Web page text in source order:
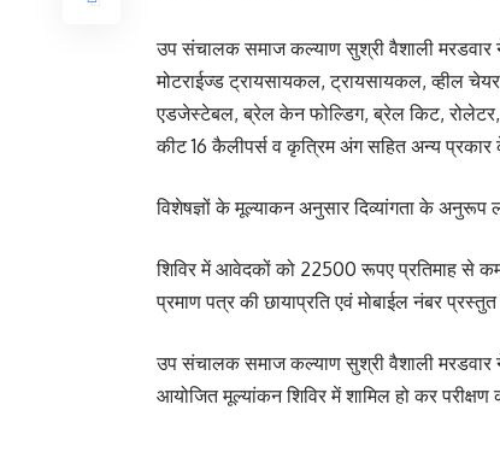
उप संचालक समाज कल्याण सुश्री वैशाली मरडवार
मोटराईज्ड ट्रायसायकल, ट्रायसायकल, व्हील
एडजेस्टेबल, ब्रेल केन फोल्डिग, ब्रेल किट,
कीट 16 कैलीपर्स व कृत्रिम अंग सहित अन्य
विशेषज्ञों के मूल्याकन अनुसार दिव्यांगता के अनुरूप
शिविर में आवेदकों को 22500 रूपए प्रतिमाह से
प्रमाण पत्र की छायाप्रति एवं मोबाईल नंबर प्रस्तुत
उप संचालक समाज कल्याण सुश्री वैशाली मरडवार
आयोजित मूल्यांकन शिविर में शामिल हो कर